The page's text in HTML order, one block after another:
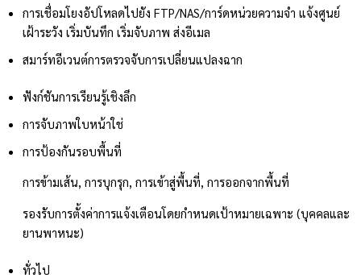
การเชื่อมโยงอัปโหลดไปยัง FTP/NAS/การ์ดหน่วยความจำ แจ้งศูนย์
เฝ้าระวัง เริ่มบันทึก เริ่มจับภาพ ส่งอีเมล
สมาร์ทอีเวนต์การตรวจจับการเปลี่ยนแปลงฉาก
ฟังก์ชันการเรียนรู้เชิงลึก
การจับภาพใบหน้าใช่
การป้องกันรอบพื้นที่
การข้ามเส้น, การบุกรุก, การเข้าสู่พื้นที่, การออกจากพื้นที่
รองรับการตั้งค่าการแจ้งเตือนโดยกำหนดเป้าหมายเฉพาะ (บุคคลและ
ยานพาหนะ)
ทั่วไป